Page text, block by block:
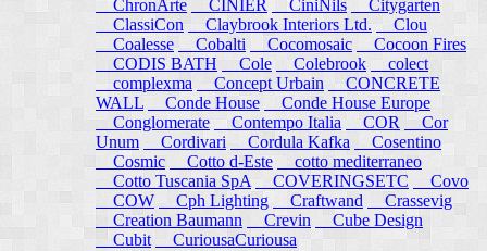
ChronArte
CINIER CiniNils
Citygarten
ClassiCon
Claybrook Interiors Ltd.
Clou
Coalesse
Cobalti Cocomosaic
Cocoon Fires
CODIS BATH
Cole Colebrook
colect
complexma
Concept Urbain
CONCRETE
WALL
Conde House
Conde House Europe
Conglomerate
Contempo Italia COR
Cor
Unum
Cordivari Cordula Kafka
Cosentino
Cosmic
Cotto d-Este
cotto mediterraneo
Cotto Tuscania SpA
COVERINGSETC
Covo
COW
Cph Lighting Craftwand
Crassevig
Creation Baumann
Crevin
Cube Design
Cubit
CuriousaCuriousa